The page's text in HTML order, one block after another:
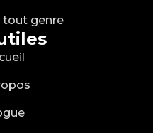
tout genre